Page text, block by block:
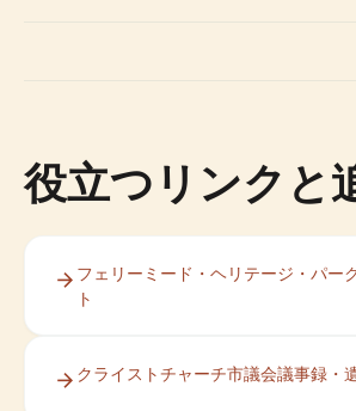
役立つリンクと
フェリーミード・ヘリテージ・パー
ト
クライストチャーチ市議会議事録・